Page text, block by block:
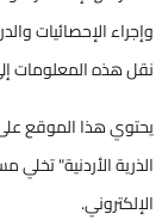
وإجراء الإحصائيات
نقل هذه المعلومات
يحتوي هذا الموقع
الذرية الأردنية"
الإلكتروني.